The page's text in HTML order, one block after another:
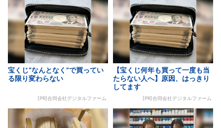
宝くじ“なんとなく”で買ってい
る限り変わらない
[PR]合同会社デジタルファーム
【宝くじ何年も買って一度も当
たらない人へ】原因、はっきり
してます
[PR]合同会社デジタルファーム